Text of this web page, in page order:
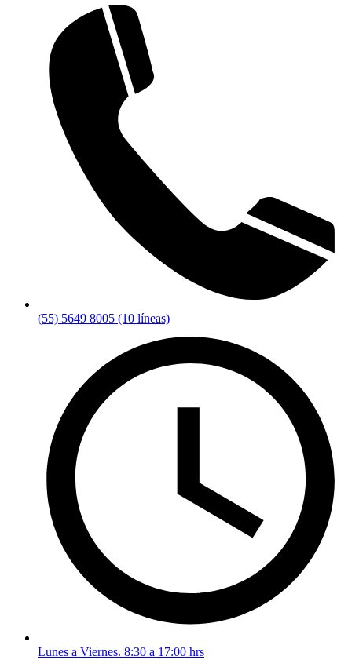
(55) 5649 8005 (10 líneas)
Lunes a Viernes. 8:30 a 17:00 hrs